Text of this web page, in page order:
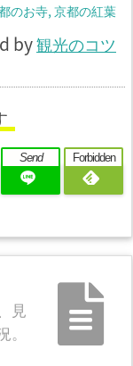
のお寺,京都の紅葉
by観光のコツ
Send Forbidden
見